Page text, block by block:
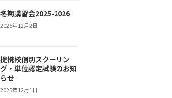
冬期講習会2025-2026
2025年12月2日
提携校個別スクーリン
グ・単位認定試験のお知
らせ
2025年12月1日